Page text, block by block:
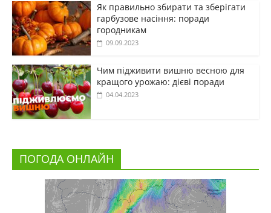
Як правильно збирати та зберігати
гарбузове насіння: поради
городникам
09.09.2023
Чим підживити вишню весною для
кращого урожаю: дієві поради
04.04.2023
ПОГОДА ОНЛАЙН